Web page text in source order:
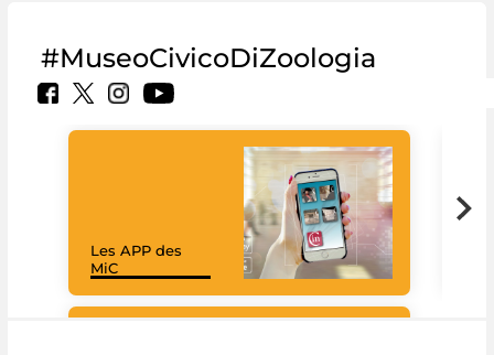
#MuseoCivicoDiZoologia
Les APP des
MiC